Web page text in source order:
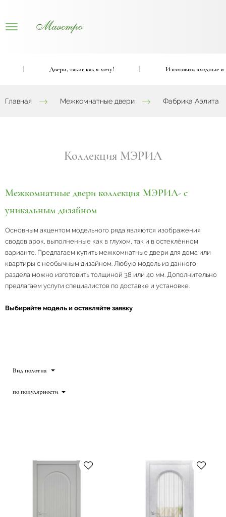
Двери, такие как я хочу! Изготовим входные и
Главная Межкомнатные двери Фабрика Аэлита
Коллекция МЭРИЛ
Межкомнатные двери коллекция МЭРИЛ- с
уникальным дизайном
Основным акцентом модельного ряда являются изображения
сводов арок, выполненные как в глухом, так и в остеклённом
варианте. Предлагаем купить межкомнатные двери для дома или
квартиры с необычным дизайном. Любую модель из данного
раздела можно изготовить толщиной 38 или 40 мм. Дополнительно
предлагаем услуги специалистов по доставке и установке.
Выбирайте модель и оставляйте заявку
Вид полотна
по популярности